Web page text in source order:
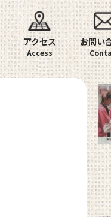
アクセス お問い